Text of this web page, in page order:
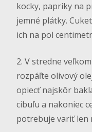
kocky, papriky na
jemné plátky.
ich na pol
2. V stredne
rozpáľte olivový
opiecť najskôr
cibuľu a nakoniec
potrebuje variť len